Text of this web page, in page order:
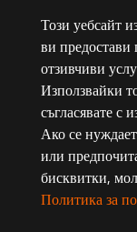
Този уебсайт
ви
отзивчиви
Използвайки
съгласявате с
Ако се
или
бисквитки,
Политика за